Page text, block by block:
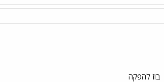
בוז להפקה